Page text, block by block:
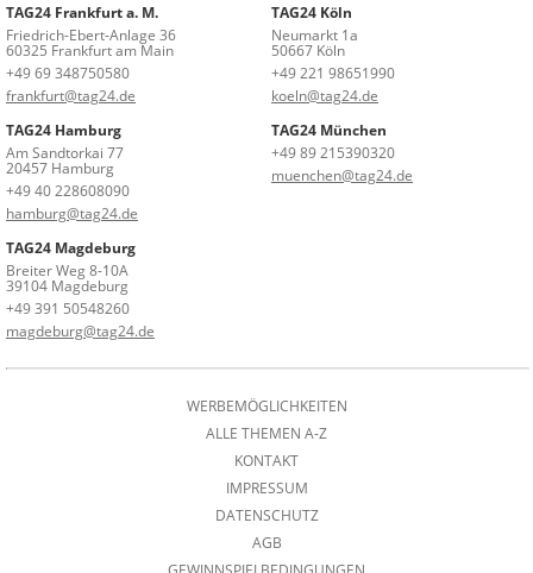
TAG24 Frankfurt a. M.
Friedrich-Ebert-Anlage 36
60325 Frankfurt am Main
+49 69 348750580
frankfurt@tag24.de
TAG24 Köln
Neumarkt 1a
50667 Köln
+49 221 98651990
koeln@tag24.de
TAG24 Hamburg
Am Sandtorkai 77
20457 Hamburg
+49 40 228608090
hamburg@tag24.de
TAG24 München
+49 89 215390320
muenchen@tag24.de
TAG24 Magdeburg
Breiter Weg 8-10A
39104 Magdeburg
+49 391 50548260
magdeburg@tag24.de
WERBEMÖGLICHKEITEN
ALLE THEMEN A-Z
KONTAKT
IMPRESSUM
DATENSCHUTZ
AGB